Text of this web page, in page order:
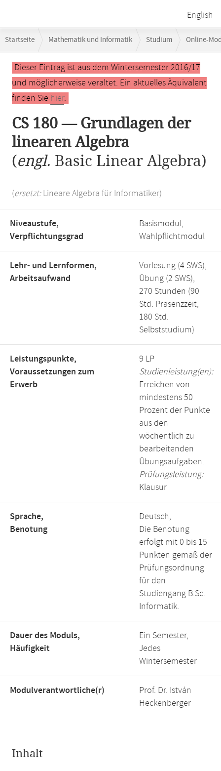
English
Navigation
Startseite Mathematik und Informatik Studium Online-
Hauptinhalt
Dieser Eintrag ist aus dem Wintersemester 2016/17
und möglicherweise veraltet. Ein aktuelles Äquivalent
finden Sie hier.
CS 180 — Grundlagen der
linearen Algebra
(engl. Basic Linear Algebra)
(ersetzt:Lineare Algebra für Informatiker)
Niveaustufe,
Verpflichtungsgrad
Basismodul,
Wahlpflichtmodul
Lehr- und Lernformen,
Arbeitsaufwand
Vorlesung (4 SWS),
Übung (2 SWS),
270 Stunden (90
Std. Präsenzzeit,
180 Std.
Selbststudium)
Leistungspunkte,
Voraussetzungen zum
Erwerb
9 LP
Studienleistung(en):
Erreichen von
mindestens 50
Prozent der Punkte
aus den
wöchentlich zu
bearbeitenden
Übungsaufgaben.
Prüfungsleistung:
Klausur
Sprache,
Benotung
Deutsch,
Die Benotung
erfolgt mit 0 bis 15
Punkten gemäß der
Prüfungsordnung
für den
Studiengang B.Sc.
Informatik.
Dauer des Moduls,
Häufigkeit
Ein Semester,
Jedes
Wintersemester
Modulverantwortliche(r)
Prof. Dr. István
Heckenberger
Inhalt